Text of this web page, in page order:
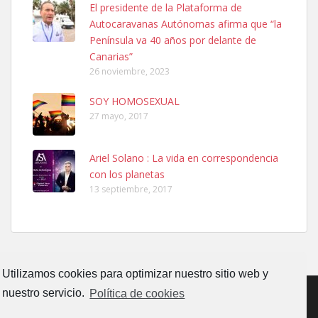
Utilizamos cookies para optimizar nuestro sitio web y
nuestro servicio. Política de cookies
PERRO MACHO RAZA SHIBA CON MICROCHIP PERDIDO HOY
06/07/2025 ZONA MESA Y LOPEZ. ES MUY ASUSTADIZO
Leales.org » Gran Canaria
6.7.2025
Ninfa perdida
El día 5 se los perdió una ninfa papillera, asustada tiene miedo a la
calle, se perdió por la zon...
El presidente de la Plataforma de
Autocaravanas Autónomas afirma que “la
Península va 40 años por delante de
Canarias”
26 noviembre, 2023
SOY HOMOSEXUAL
27 mayo, 2017
Ariel Solano : La vida en correspondencia
con los planetas
13 septiembre, 2017